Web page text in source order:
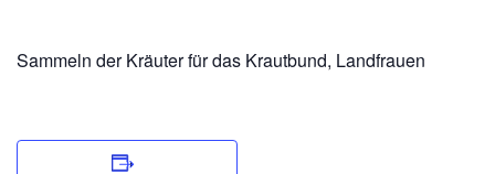
Sammeln der Kräuter für das Krautbund, Landfrauen